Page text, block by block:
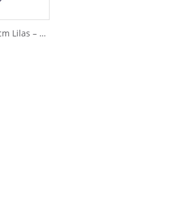
Sacolas de Papel 13x13cm Lilas – 10pçs